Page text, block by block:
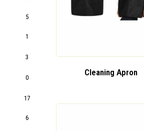
Cleaning Apron
5
1
3
0
17
6